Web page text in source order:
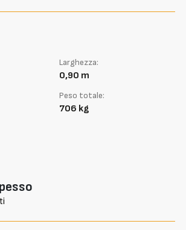
Larghezza:
0,90 m
Peso totale:
706 kg